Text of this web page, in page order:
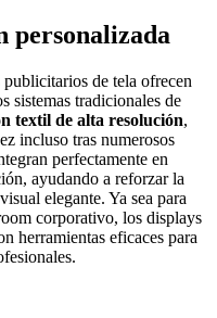
personalizada
de tela ofrecen
sistemas tradicionales de
textil de alta resolución,
incluso tras numerosos
perfectamente en
ayudando a reforzar la
elegante. Ya sea para
corporativo, los displays
herramientas eficaces para